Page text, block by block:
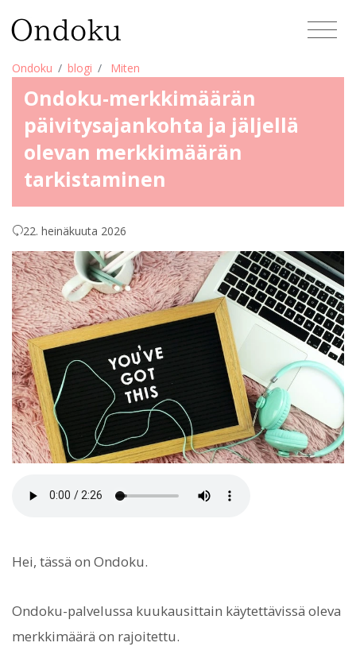
Ondoku blogi Miten
Ondoku-merkkimäärän
päivitysajankohta ja jäljellä
olevan merkkimäärän
tarkistaminen
22. heinäkuuta 2026
Hei, tässä on Ondoku.
Ondoku-palvelussa kuukausittain käytettävissä oleva
merkkimäärä on rajoitettu.